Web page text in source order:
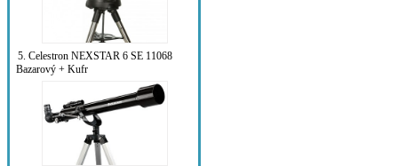
5. Celestron NEXSTAR 6 SE 11068
Bazarový + Kufr